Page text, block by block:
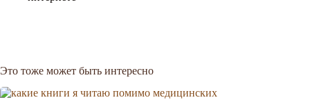
Это тоже может быть интересно